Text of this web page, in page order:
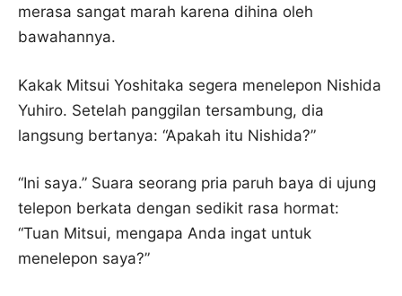
merasa sangat marah karena dihina oleh
bawahannya.
Kakak Mitsui Yoshitaka segera menelepon Nishida
Yuhiro. Setelah panggilan tersambung, dia
langsung bertanya: “Apakah itu Nishida?”
“Ini saya.” Suara seorang pria paruh baya di ujung
telepon berkata dengan sedikit rasa hormat:
“Tuan Mitsui, mengapa Anda ingat untuk
menelepon saya?”